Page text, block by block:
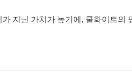
지닌 가치가 높기에, 쿨화이트